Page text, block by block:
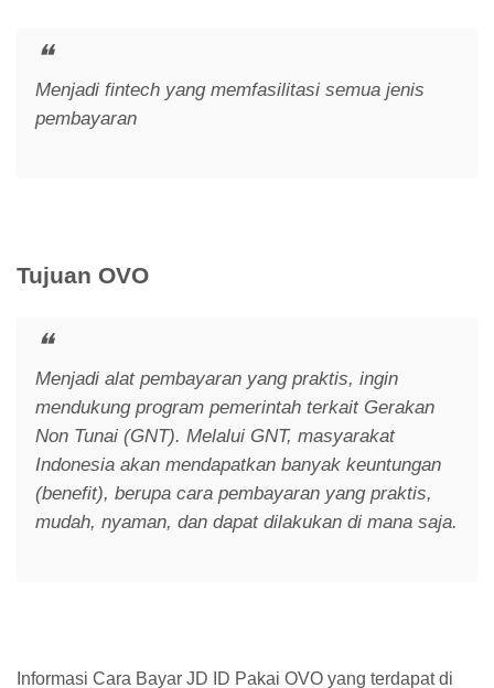
Menjadi fintech yang memfasilitasi semua jenis
pembayaran
Tujuan OVO
Menjadi alat pembayaran yang praktis, ingin
mendukung program pemerintah terkait Gerakan
Non Tunai (GNT). Melalui GNT, masyarakat
Indonesia akan mendapatkan banyak keuntungan
(benefit), berupa cara pembayaran yang praktis,
mudah, nyaman, dan dapat dilakukan di mana saja.
Informasi Cara Bayar JD ID Pakai OVO yang terdapat di